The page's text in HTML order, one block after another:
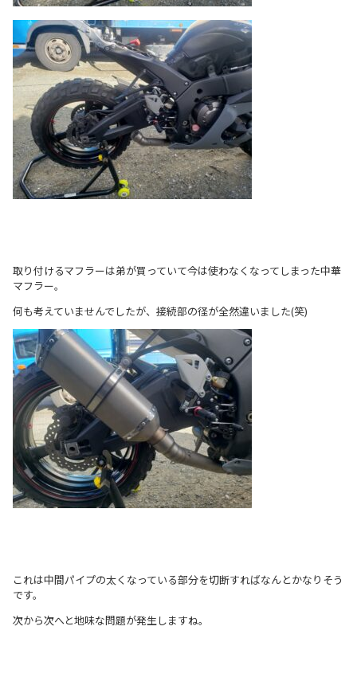
取り付けるマフラーは弟が買っていて今は使わなくなってしまった中華
マフラー。
何も考えていませんでしたが、接続部の径が全然違いました(笑)
これは中間パイプの太くなっている部分を切断すればなんとかなりそう
です。
次から次へと地味な問題が発生しますね。